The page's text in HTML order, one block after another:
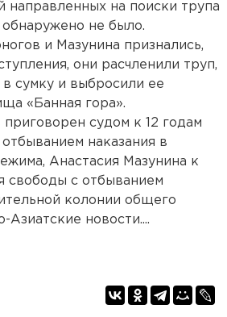
направленных на поиски трупа
не было.
и Мазунина признались,
они расчленили труп,
сумку и выбросили ее
«Банная гора».
судом к 12 годам
наказания в
Анастасия Мазунина к
свободы с отбыванием
колонии общего
новости....